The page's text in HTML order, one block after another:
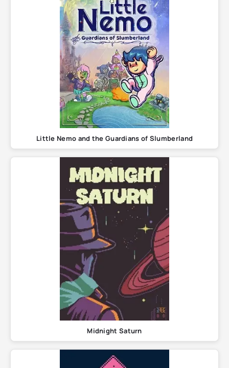
Little Nemo and the Guardians of Slumberland
Midnight Saturn